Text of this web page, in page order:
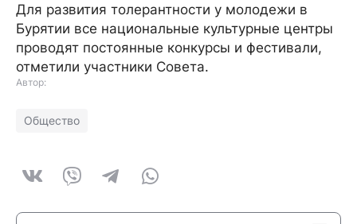
Для развития толерантности у молодежи в
Бурятии все национальные культурные центры
проводят постоянные конкурсы и фестивали,
отметили участники Совета.
Автор:
Общество